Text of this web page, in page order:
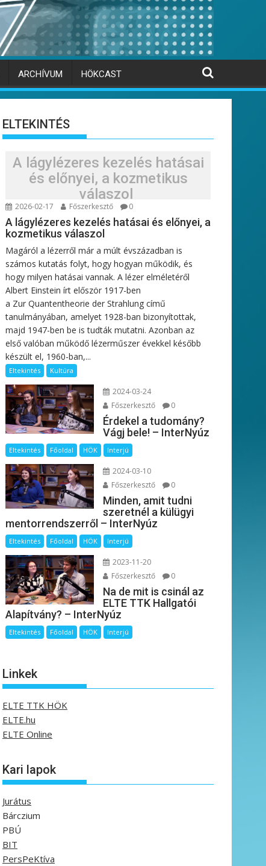
ARCHÍVUM HÖKCAST
ELTEKINTÉS
A lágylézeres kezelés hatásai
és előnyei, a kozmetikus
válaszol
2026-02-17 Főszerkesztő 0
A lágylézeres kezelés hatásai és előnyei, a
kozmetikus válaszol
Magáról a lézerről már a múlt évszázadban is
számos kutatás folyt, hogy hogyan működik, és
hogy milyen hatásai vannak. A lézer elméletéről
Albert Einstein írt először 1917-ben
a Zur Quantentheorie der Strahlung című
tanulmányában, amelyet 1928-ban bizonyítottak,
majd 1947-ben be is tudták mutatni. Azonban az
első valóban működő lézerműszer évekkel később
készült el, 1960-ban,...
Eltekintés Kultúra
2024-03-24
Főszerkesztő
0
Érdekel a tudomány?
Vágj bele! – InterNyúz
Eltekintés Főoldal HÖK Interjú
2024-03-10
Főszerkesztő
0
Minden, amit tudni
szeretnél a külügyi
mentorrendszerről – InterNyúz
Eltekintés Főoldal HÖK Interjú
2023-11-20
Főszerkesztő
0
Na de mit is csinál az
ELTE TTK Hallgatói
Alapítvány? – InterNyúz
Eltekintés Főoldal HÖK Interjú
Linkek
ELTE TTK HÖK
ELTE.hu
ELTE Online
Kari lapok
Jurátus
Bárczium
PBÚ
BIT
PersPeKtíva